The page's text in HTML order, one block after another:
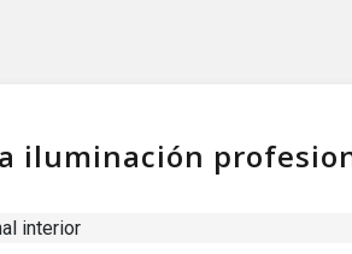
iluminación